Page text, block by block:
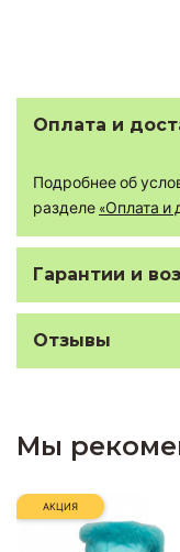
Оплата и
Подробнее об
разделе «Оплата и
Гарантии и
Отзывы
Мы
АКЦИЯ